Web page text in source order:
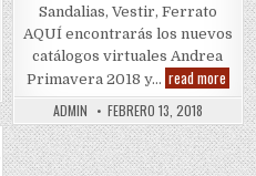
Sandalias, Vestir, Ferrato
AQUÍ encontrarás los nuevos
catálogos virtuales Andrea
Primavera 2018 y… read more
|
2018
ADMIN FEBRERO 13, 2018